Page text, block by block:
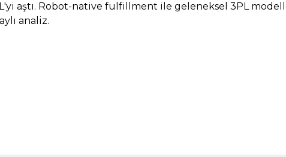
aştı. Robot-native fulfillment ile geleneksel 3PL
analiz.